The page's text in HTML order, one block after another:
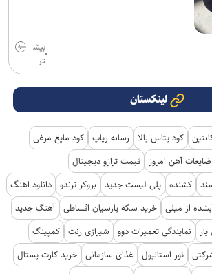
بیش
تر
لینکستان
کود پتاس بالا رسانه رپاپ کود مایع مرغی
آهن امروز
قیمت ترازو دیجیتال
کشنده پلی لیست جدید بروکر ترندو دانلود اهنگ
از میلی خرید سکه پارسیان اقساطی آهنگ جدید
نمایندگی تعمیرات دوو شیرازی رنت کمپینگ
تور استانبول غذای سازمانی خرید کارت پستال